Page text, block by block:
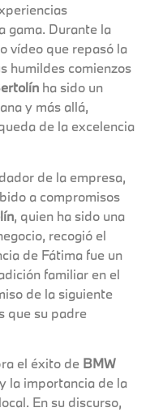
gama. Durante la
vídeo que repasó la
humildes comienzos
ha sido un
y más allá,
de la excelencia
de la empresa,
a compromisos
, quien ha sido una
recogió el
de Fátima fue un
familiar en el
de la siguiente
que su padre
el éxito de BMW
la importancia de la
En su discurso,